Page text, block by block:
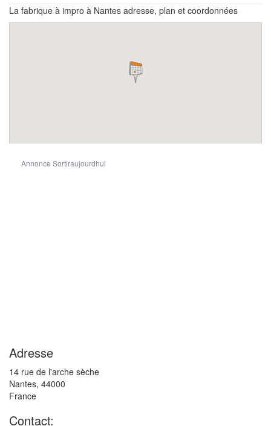
La fabrique à impro à Nantes adresse, plan et coordonnées
Annonce Sortiraujourdhui
Adresse
14 rue de l'arche sèche
Nantes, 44000
France
Contact: